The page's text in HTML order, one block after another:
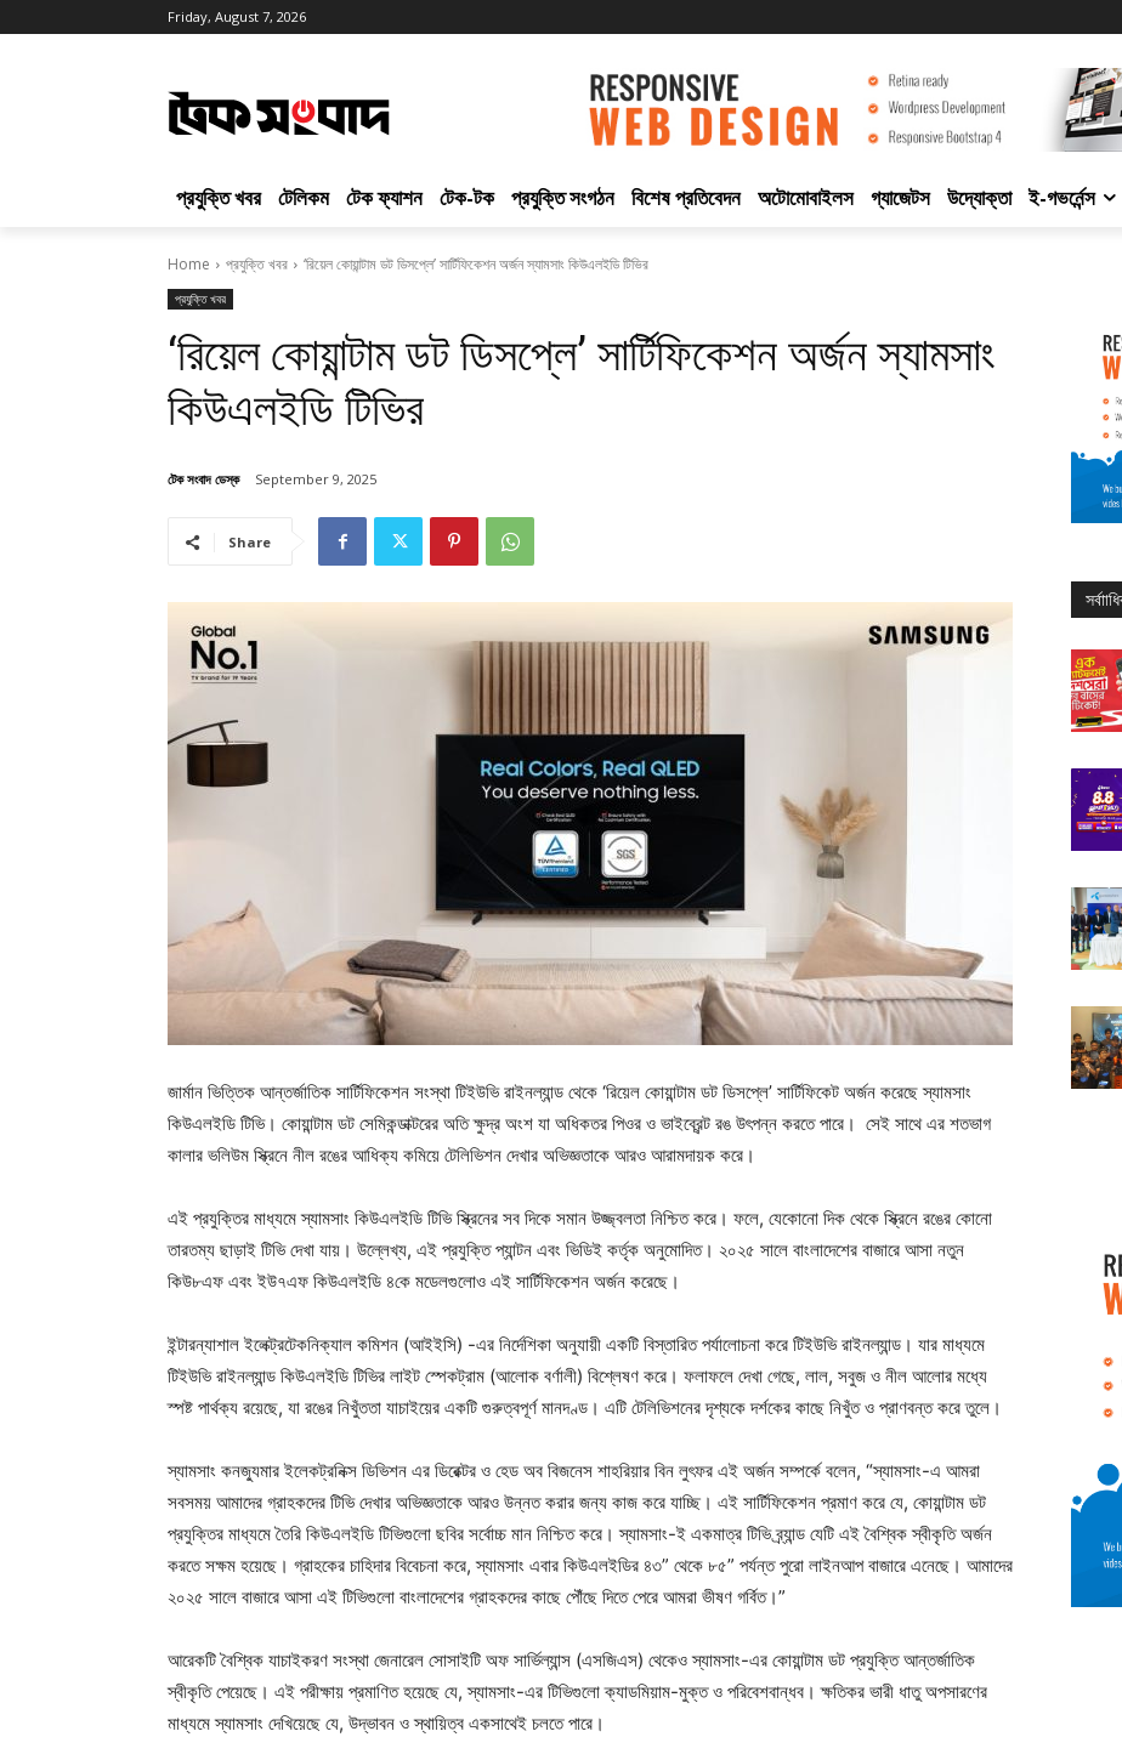
Friday, August 7, 2026
প্রযুক্তি খবর টেলিকম টেক ফ্যাশন টেক-টক প্রযুক্তি সংগঠন বিশেষ প্রতিবেদন অটোমোবাইলস গ্যাজেটস উদ্যোক্তা ই-গভর্নেন্স
Home প্রযুক্তি খবর ‘রিয়েল কোয়ান্টাম ডট ডিসপ্লে’ সার্টিফিকেশন অর্জন স্যামসাং কিউএলইডি টিভির
প্রযুক্তি খবর
‘রিয়েল কোয়ান্টাম ডট ডিসপ্লে’ সার্টিফিকেশন অর্জন স্যামসাং
কিউএলইডি টিভির
টেক সংবাদ ডেস্ক September 9, 2025
Share
জার্মান ভিত্তিক আন্তর্জাতিক সার্টিফিকেশন সংস্থা টিইউভি রাইনল্যান্ড থেকে ‘রিয়েল কোয়ান্টাম ডট ডিসপ্লে’ সার্টিফিকেট অর্জন করেছে স্যামসাং
কিউএলইডি টিভি। কোয়ান্টাম ডট সেমিকন্ডাক্টরের অতি ক্ষুদ্র অংশ যা অধিকতর পিওর ও ভাইব্রেন্ট রঙ উৎপন্ন করতে পারে। সেই সাথে এর শতভাগ
কালার ভলিউম স্ক্রিনে নীল রঙের আধিক্য কমিয়ে টেলিভিশন দেখার অভিজ্ঞতাকে আরও আরামদায়ক করে।
এই প্রযুক্তির মাধ্যমে স্যামসাং কিউএলইডি টিভি স্ক্রিনের সব দিকে সমান উজ্জ্বলতা নিশ্চিত করে। ফলে, যেকোনো দিক থেকে স্ক্রিনে রঙের কোনো
তারতম্য ছাড়াই টিভি দেখা যায়। উল্লেখ্য, এই প্রযুক্তি প্যান্টন এবং ভিডিই কর্তৃক অনুমোদিত। ২০২৫ সালে বাংলাদেশের বাজারে আসা নতুন
কিউ৮এফ এবং ইউ৭এফ কিউএলইডি ৪কে মডেলগুলোও এই সার্টিফিকেশন অর্জন করেছে।
ইন্টারন্যাশাল ইলেক্ট্রটেকনিক্যাল কমিশন (আইইসি) -এর নির্দেশিকা অনুযায়ী একটি বিস্তারিত পর্যালোচনা করে টিইউভি রাইনল্যান্ড। যার মাধ্যমে
টিইউভি রাইনল্যান্ড কিউএলইডি টিভির লাইট স্পেকট্রাম (আলোক বর্ণালী) বিশ্লেষণ করে। ফলাফলে দেখা গেছে, লাল, সবুজ ও নীল আলোর মধ্যে
স্পষ্ট পার্থক্য রয়েছে, যা রঙের নিখুঁততা যাচাইয়ের একটি গুরুত্বপূর্ণ মানদণ্ড। এটি টেলিভিশনের দৃশ্যকে দর্শকের কাছে নিখুঁত ও প্রাণবন্ত করে তুলে।
স্যামসাং কনজ্যুমার ইলেকট্রনিক্স ডিভিশন এর ডিরেক্টর ও হেড অব বিজনেস শাহরিয়ার বিন লুৎফর এই অর্জন সম্পর্কে বলেন, “স্যামসাং-এ আমরা
সবসময় আমাদের গ্রাহকদের টিভি দেখার অভিজ্ঞতাকে আরও উন্নত করার জন্য কাজ করে যাচ্ছি। এই সার্টিফিকেশন প্রমাণ করে যে, কোয়ান্টাম ডট
প্রযুক্তির মাধ্যমে তৈরি কিউএলইডি টিভিগুলো ছবির সর্বোচ্চ মান নিশ্চিত করে। স্যামসাং-ই একমাত্র টিভি ব্র্যান্ড যেটি এই বৈশ্বিক স্বীকৃতি অর্জন
করতে সক্ষম হয়েছে। গ্রাহকের চাহিদার বিবেচনা করে, স্যামসাং এবার কিউএলইডির ৪৩” থেকে ৮৫” পর্যন্ত পুরো লাইনআপ বাজারে এনেছে। আমাদের
২০২৫ সালে বাজারে আসা এই টিভিগুলো বাংলাদেশের গ্রাহকদের কাছে পৌঁছে দিতে পেরে আমরা ভীষণ গর্বিত।”
আরেকটি বৈশ্বিক যাচাইকরণ সংস্থা জেনারেল সোসাইটি অফ সার্ভিল্যান্স (এসজিএস) থেকেও স্যামসাং-এর কোয়ান্টাম ডট প্রযুক্তি আন্তর্জাতিক
স্বীকৃতি পেয়েছে। এই পরীক্ষায় প্রমাণিত হয়েছে যে, স্যামসাং-এর টিভিগুলো ক্যাডমিয়াম-মুক্ত ও পরিবেশবান্ধব। ক্ষতিকর ভারী ধাতু অপসারণের
মাধ্যমে স্যামসাং দেখিয়েছে যে, উদ্ভাবন ও স্থায়িত্ব একসাথেই চলতে পারে।